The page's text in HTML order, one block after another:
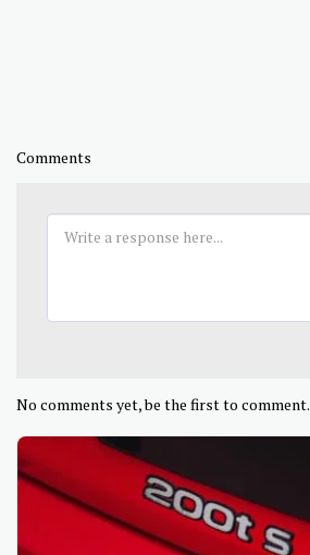
Comments
No comments yet, be the first to comment.